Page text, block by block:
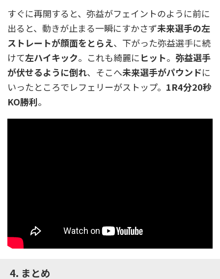
すぐに再開すると、弥益がフェイントのように前に
出ると、動きが止まる一瞬にすかさず未来選手の左
ストレートが顔面をとらえ、下がった弥益選手に続
けて左ハイキック。これも綺麗にヒット。 弥益選手
が伏せるように倒れ、そこへ未来選手がパウンドに
いったところでレフェリーがストップ。 1R4分20秒
KO勝利。
4. まとめ